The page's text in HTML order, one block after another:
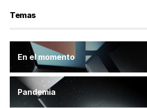
Temas
En el momento
Pandemia